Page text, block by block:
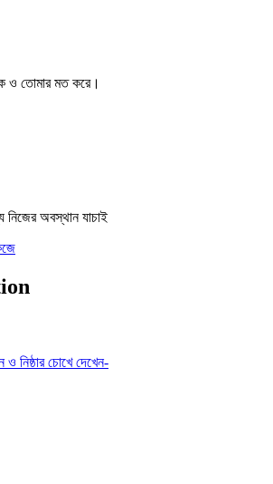
ও তোমার মত করে।
নিজের অবস্থান যাচাই
ও নিষ্ঠার চোখে দেখেন-